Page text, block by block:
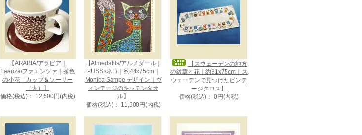
【ARABIA/アラビア｜
Faenza/ファエンツァ｜茶色
の小花｜カップ＆ソーサー
（大）】
価格(税込)： 12,500円(内税)
【Almedahls/アルメダール｜
PUSSI/ネコ｜約44x75cm｜
Monica Sampe デザイン｜ヴ
ィンテージのキッチンタオ
ル】
価格(税込)： 11,500円(内税)
【スウェーデンの地方
の紋章と花｜約31x75cm｜ス
ウェーデンで見つけたビンテ
ージクロス】
価格(税込)： 0円(内税)